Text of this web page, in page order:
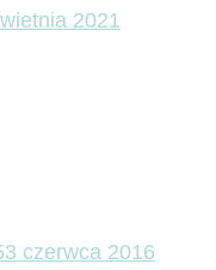
2021
3 czerwca 2016